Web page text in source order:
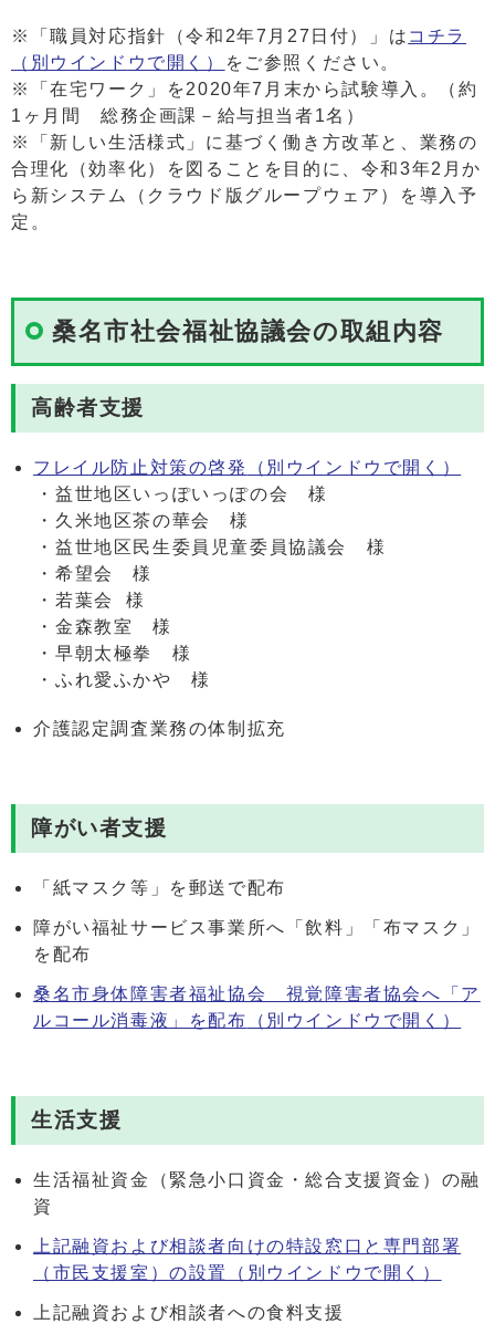
※「職員対応指針（令和2年7月27日付）」は コチラ
（別ウインドウで開く）
をご参照ください。
※「在宅ワーク」を2020年7月末から試験導入。（約
1ヶ月間 総務企画課－給与担当者1名）
※「新しい生活様式」に基づく働き方改革と、業務の
合理化（効率化）を図ることを目的に、令和3年2月か
ら新システム（クラウド版グループウェア）を導入予
定。
桑名市社会福祉協議会の取組内容
高齢者支援
フレイル防止対策の啓発
（別ウインドウで開く）
・益世地区いっぽいっぽの会 様
・久米地区茶の華会 様
・益世地区民生委員児童委員協議会 様
・希望会 様
・若葉会 様
・金森教室 様
・早朝太極拳 様
・ふれ愛ふかや 様
介護認定調査業務の体制拡充
障がい者支援
「紙マスク等」を郵送で配布
障がい福祉サービス事業所へ「飲料」「布マスク」
を配布
桑名市身体障害者福祉協会 視覚障害者協会へ「ア
ルコール消毒液」を配布 （別ウインドウで開く）
生活支援
生活福祉資金（緊急小口資金・総合支援資金）の融
資
上記融資および相談者向けの特設窓口と専門部署
（市民支援室）の設置
（別ウインドウで開く）
上記融資および相談者への食料支援